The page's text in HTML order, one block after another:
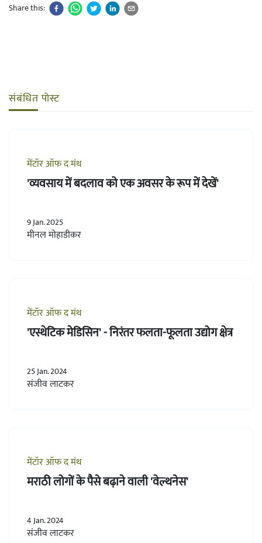
Share this:
संबंधित पोस्ट
मेंटॉर ऑफ द मंथ
'व्यवसाय में बदलाव को एक अवसर के रूप में देखें'
9 Jan. 2025
मीनल मोहाडीकर
मेंटॉर ऑफ द मंथ
'एस्थेटिक मेडिसिन' - निरंतर फलता-फूलता उद्योग क्षेत्र
25 Jan. 2024
संजीव लाटकर
मेंटॉर ऑफ द मंथ
मराठी लोगों के पैसे बढ़ाने वाली 'वेल्थनेस'
4 Jan. 2024
संजीव लाटकर